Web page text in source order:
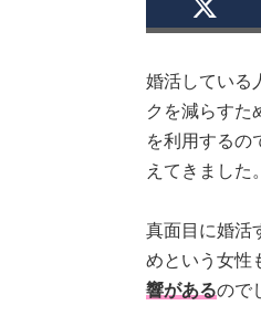
婚活している
クを減らすた
を利用するの
えてきました。
真面目に婚活
めという女性
響があるので